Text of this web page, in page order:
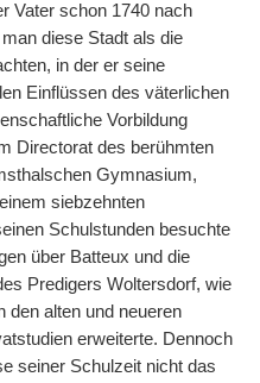
Vater schon 1740 nach
diese Stadt als die
in der er seine
Einflüssen des väterlichen
Vorbildung
Directorat des berühmten
Gymnasium,
siebzehnten
Schulstunden besuchte
über Batteux und die
Predigers Woltersdorf, wie
den alten und neueren
erweiterte. Dennoch
seiner Schulzeit nicht das